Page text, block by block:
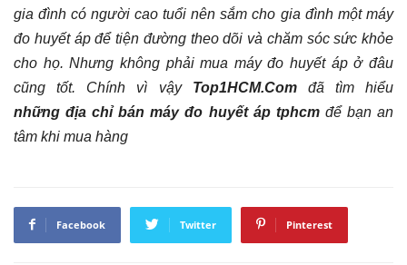
gia đình có người cao tuổi nên sắm cho gia đình một máy
đo huyết áp để tiện đường theo dõi và chăm sóc sức khỏe
cho họ. Nhưng không phải mua máy đo huyết áp ở đâu
cũng tốt. Chính vì vậy Top1HCM.Comđã tìm hiểu
những địa chỉ bán máy đo huyết áp tphcmđể bạn an
tâm khi mua hàng
Facebook Twitter Pinterest